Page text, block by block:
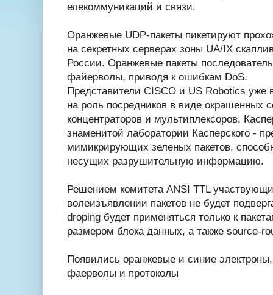
елекоммуникаций и связи.
Оранжевые UDP-пакеты пикетируют
на секретных серверах зоны UA/IX
России. Оранжевые пакеты
файерволы, приводя к ошибкам DoS.
Представители CISCO и US Robotics уже
на роль посредников в виде окрашенных
концентраторов и мультиплексоров.
знаменитой лаборатории Касперского -
мимикрирующих зеленых пакетов,
несущих разрушительную информацию.
Решением комитета ANSI TTL
волеизъявлении пакетов не будет
droping будет применяться только к
размером блока данных, а также source-
Появились оранжевые и синие
фаерволы и протоколы